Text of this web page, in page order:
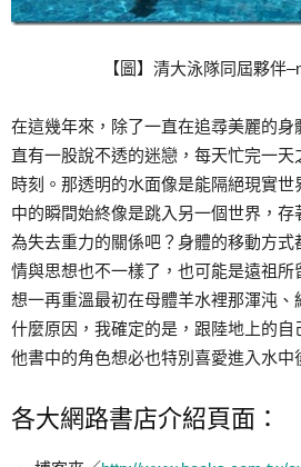
【圖】清大泳隊同屆夥伴
在這幾年來，除了一直在追尋美麗的
直有一股說不透的迷戀，每天忙完一
時刻。那透明的水面像是能隔絕現實
中的瞬間始終像是跳入另一個世界，存
為失去重力的關係吧？身體的移動方
情與思想也不一樣了，也可能是遠祖
想一再重溫最初在母體羊水裡那渾沌
什麼原因，我確定的是，跟陸地上的
他書中的角色想必也特別喜愛進入水中
各大網路書店介紹頁面：